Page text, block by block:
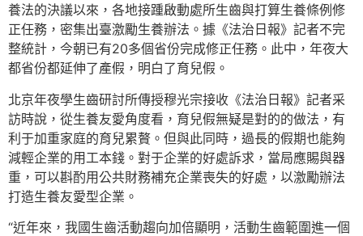
養法的決議以來，各地接踵啟動處所生齒與打算生養條例修
正任務，密集出臺激勵生養辦法。據《法治日報》記者不完
整統計，今朝已有20多個省份完成修正任務。此中，年夜大
都省份都延伸了產假，明白了育兒假。
北京年夜學生齒研討所傳授穆光宗接收《法治日報》記者采
訪時說，從生養友愛角度看，育兒假無疑是對的的做法，有
利于加重家庭的育兒累贅。但與此同時，過長的假期也能夠
減輕企業的用工本錢。對于企業的好處訴求，當局應賜與器
重，可以斟酌用公共財務補充企業喪失的好處，以激勵辦法
打造生養友愛型企業。
“近年來，我國生齒活動趨向加倍顯明，活動生齒範圍進一個